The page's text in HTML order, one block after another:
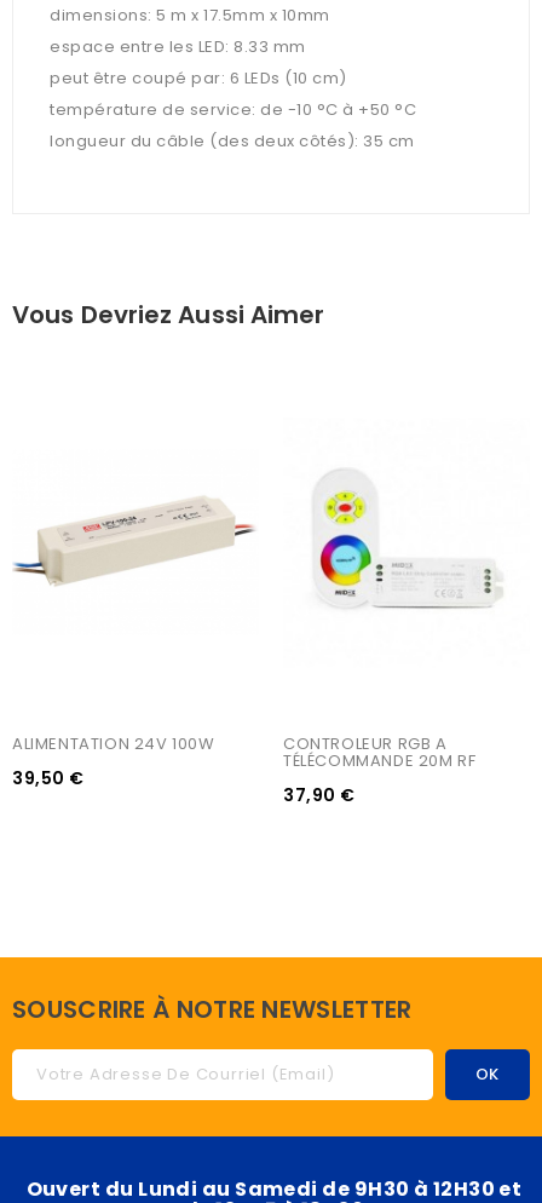
dimensions: 5 m x 17.5mm x 10mm
espace entre les LED: 8.33 mm
peut être coupé par: 6 LEDs (10 cm)
température de service: de -10 °C à +50 °C
longueur du câble (des deux côtés): 35 cm
Vous Devriez Aussi Aimer
ALIMENTATION 24V 100W
39,50 €
CONTROLEUR RGB A
TÉLÉCOMMANDE 20M RF
37,90 €
SOUSCRIRE À NOTRE NEWSLETTER
Ouvert du Lundi au Samedi de 9H30 à 12H30 et